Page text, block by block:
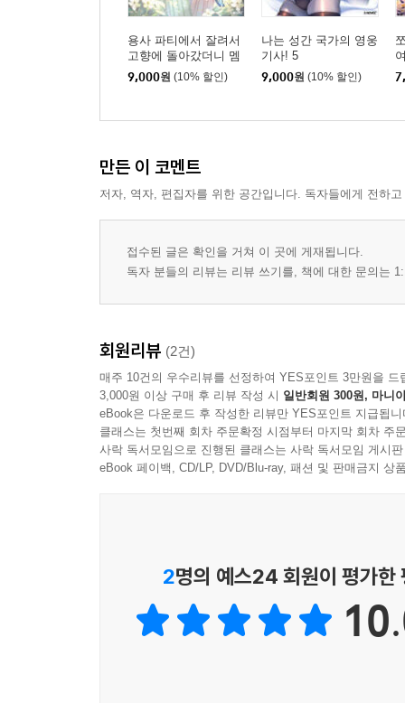
용사 파티에서 잘려서
고향에 돌아갔더니 멤
버 전원이 따라왔다만
9,000원 (10% 할인)
나는 성간 국가의 영웅
기사! 5
9,000원 (10% 할인)
만든 이 코멘트
저자, 역자, 편집자를 위한 공간입니다. 독자들에게 전하
접수된 글은 확인을 거쳐 이 곳에 게재됩니다.
독자 분들의 리뷰는 리뷰 쓰기를, 책에 대한 문의는
회원리뷰 (2건)
매주 10건의 우수리뷰를 선정하여 YES포인트 3만원을 드
3,000원 이상 구매 후 리뷰 작성 시 일반회원 300원, 마니
eBook은 다운로드 후 작성한 리뷰만 YES포인트 지급됩니
클래스는 첫번째 회차 주문확정 시점부터 마지막 회차 주
사락 독서모임으로 진행된 클래스는 사락 독서모임 게시
eBook 페이백, CD/LP, DVD/Blu-ray, 패션 및 판매금지 상
2명의 예스24 회원이 평가한